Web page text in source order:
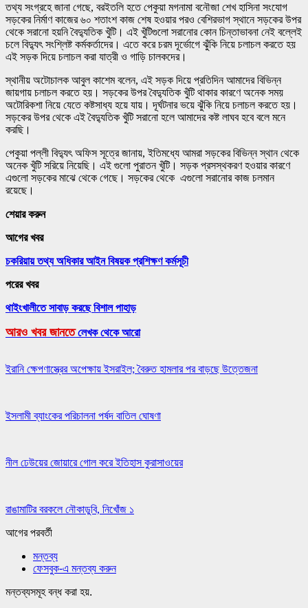
তথ্য সংগ্রহে জানা গেছে, বরইতলি হতে পেকুয়া মগনামা বনৌজা শেখ হাসিনা সংযোগ
সড়কের নির্মাণ কাজের ৬০ শতাংশ কাজ শেষ হওয়ার পরও বেশিরভাগ স্থানে সড়কের উপর
থেকে সরানো হয়নি বৈদ্যুতিক খুঁটি। এই খুঁটিগুলো সরানোর কোন চিন্তাভাবনা নেই বল্লেই
চলে বিদ্যুৎ সংশ্লিষ্ট কর্মকর্তাদের। এতে করে চরম দূর্ভোগে ঝুঁকি নিয়ে চলাচল করতে হয়
এই সড়ক দিয়ে চলাচল করা যাত্রী ও গাড়ি চালকদের।
স্থানীয় অটোচালক আবুল কাশেম বলেন, এই সড়ক দিয়ে প্রতিদিন আমাদের বিভিন্ন
জায়গায় চলাচল করতে হয়। সড়কের উপর বৈদ্যুতিক খুঁটি থাকার কারণে অনেক সময়
অটোরিকশা নিয়ে যেতে কষ্টসাধ্য হয়ে যায়। দূর্ঘটনার ভয়ে ঝুঁকি নিয়ে চলাচল করতে হয়।
সড়কের উপর থেকে এই বৈদ্যুতিক খুঁটি সরানো হলে আমাদের কষ্ট লাঘব হবে বলে মনে
করছি।
পেকুয়া পল্লী বিদ্যুৎ অফিস সূত্রে জানায়, ইতিমধ্যে আমরা সড়কের বিভিন্ন স্থান থেকে
অনেক খুঁটি সরিয়ে নিয়েছি। এই গুলো পুরাতন খুঁটি। সড়ক প্রসস্থকরণ হওয়ার কারণে
এগুলো সড়কের মাঝে থেকে গেছে। সড়কের থেকে এগুলো সরানোর কাজ চলমান
রয়েছে।
শেয়ার করুন
আগের খবর
চকরিয়ায় তথ্য অধিকার আইন বিষয়ক প্রশিক্ষণ কর্মসূচী
পরের খবর
থাইংখালীতে সাবাড় করছে বিশাল পাহাড়
আরও খবর জানতে লেখক থেকে আরো
ইরানি ক্ষেপণাস্ত্রের অপেক্ষায় ইসরাইল; বৈরুত হামলার পর বাড়ছে উত্তেজনা
ইসলামী ব্যাংকের পরিচালনা পর্ষদ বাতিল ঘোষণা
নীল ঢেউয়ের জোয়ারে গোল করে ইতিহাস কুরাসাওয়ের
রাঙামাটির বরকলে নৌকাডুবি, নিখোঁজ ১
আগেরপরবর্তী
মন্তব্য
ফেসবুক-এ মন্তব্য করুন
মন্তব্যসমূহ বন্ধ করা হয়.